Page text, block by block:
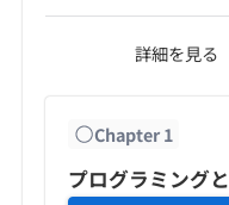
詳細を見る
Chapter1
プログラミング